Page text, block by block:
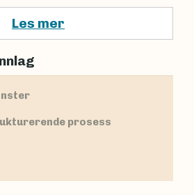
Les mer
prosess